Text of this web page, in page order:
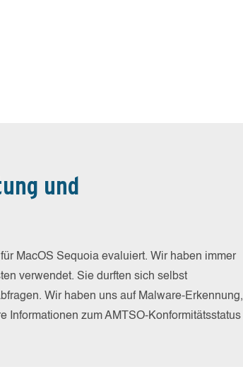
und
MacOS Sequoia evaluiert. Wir haben immer
verwendet. Sie durften sich selbst
Wir haben uns auf Malware-Erkennung,
Informationen zum AMTSO-Konformitätsstatus